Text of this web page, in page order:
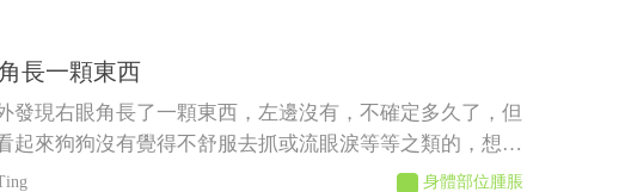
長一顆東西
發現右眼角長了一顆東西，左邊沒有，不確定多久了，但
起來狗狗沒有覺得不舒服去抓或流眼淚等等之類的，想請
是什麼？會不會影響眼睛
身體部位腫脹